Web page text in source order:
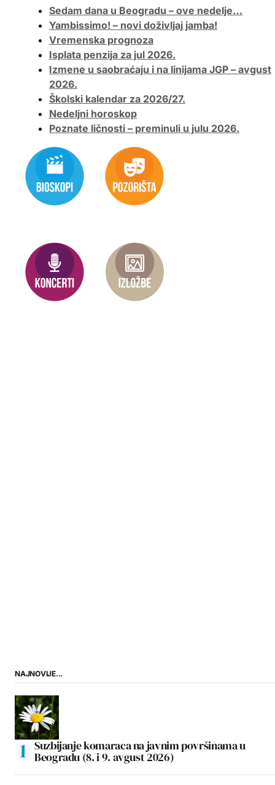
Sedam dana u Beogradu – ove nedelje…
Yambissimo! – novi doživljaj jamba!
Vremenska prognoza
Isplata penzija za jul 2026.
Izmene u saobraćaju i na linijama JGP – avgust
2026.
Školski kalendar za 2026/27.
Nedeljni horoskop
Poznate ličnosti – preminuli u julu 2026.
NAJNOVIJE...
Suzbijanje komaraca na javnim površinama u
Beogradu (8. i 9. avgust 2026)